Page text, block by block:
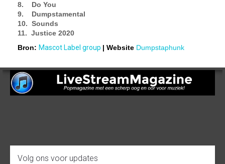
8. Do You
9. Dumpstamental
10. Sounds
11. Justice 2020
Bron: Mascot Label group | Website Dumpstaphunk
Volg ons voor updates